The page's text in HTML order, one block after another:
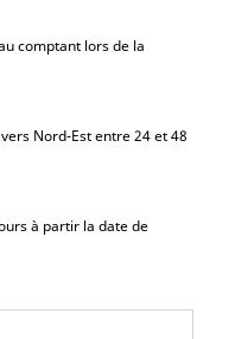
comptant lors de la
Nord-Est entre 24 et 48
à partir la date de